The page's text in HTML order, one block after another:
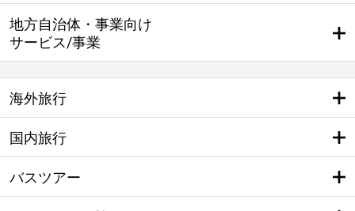
地方自治体・事業向け
サービス/事業
海外旅行
国内旅行
バスツアー